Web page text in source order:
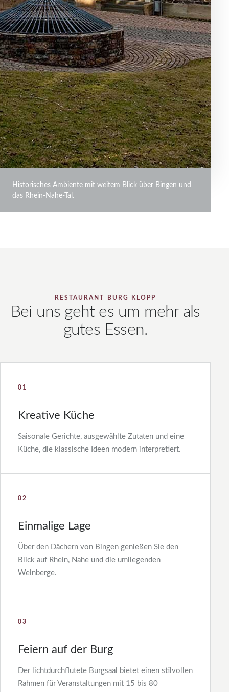
Historisches Ambiente mit weitem Blick über Bingen und
das Rhein-Nahe-Tal.
RESTAURANT BURG KLOPP
Bei uns geht es um mehr als
gutes Essen.
01
Kreative Küche
Saisonale Gerichte, ausgewählte Zutaten und eine
Küche, die klassische Ideen modern interpretiert.
02
Einmalige Lage
Über den Dächern von Bingen genießen Sie den
Blick auf Rhein, Nahe und die umliegenden
Weinberge.
03
Feiern auf der Burg
Der lichtdurchflutete Burgsaal bietet einen stilvollen
Rahmen für Veranstaltungen mit 15 bis 80